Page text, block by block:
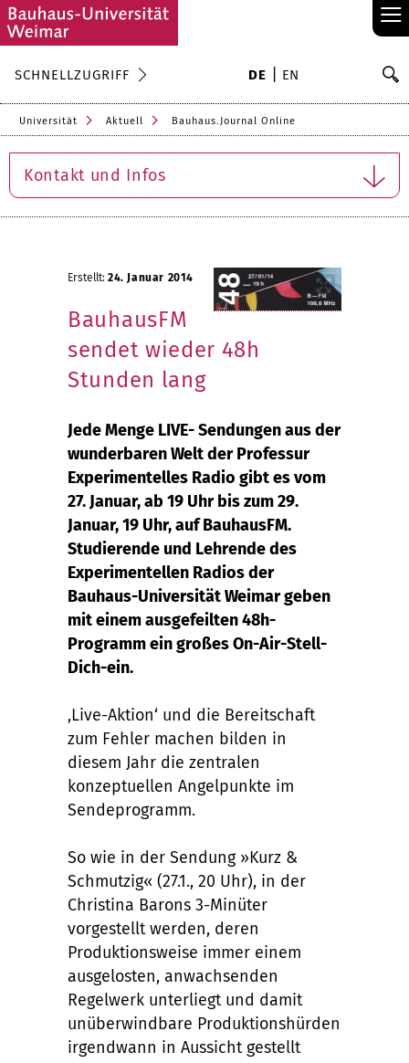
≡
SCHNELLZUGRIFF DE EN
Universität Aktuell Bauhaus.Journal Online
Kontakt und Infos
Erstellt: 24. Januar 2014
BauhausFM
sendet wieder 48h
Stunden lang
Jede Menge LIVE- Sendungen aus der
wunderbaren Welt der Professur
Experimentelles Radio gibt es vom
27. Januar, ab 19 Uhr bis zum 29.
Januar, 19 Uhr, auf BauhausFM.
Studierende und Lehrende des
Experimentellen Radios der
Bauhaus-Universität Weimar geben
mit einem ausgefeilten 48h-
Programm ein großes On-Air-Stell-
Dich-ein.
‚Live-Aktion‘ und die Bereitschaft
zum Fehler machen bilden in
diesem Jahr die zentralen
konzeptuellen Angelpunkte im
Sendeprogramm.
So wie in der Sendung »Kurz &
Schmutzig« (27.1., 20 Uhr), in der
Christina Barons 3-Minüter
vorgestellt werden, deren
Produktionsweise immer einem
ausgelosten, anwachsenden
Regelwerk unterliegt und damit
unüberwindbare Produktionshürden
irgendwann in Aussicht gestellt